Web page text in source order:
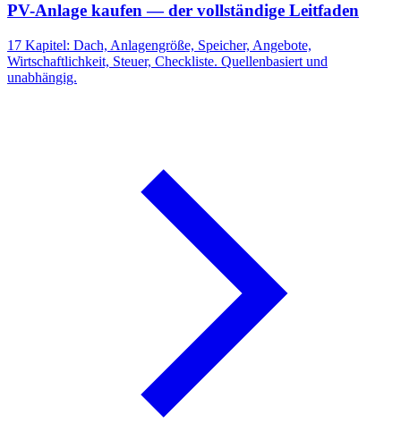
PV-Anlage kaufen — der vollständige Leitfaden
17 Kapitel: Dach, Anlagengröße, Speicher, Angebote,
Wirtschaftlichkeit, Steuer, Checkliste. Quellenbasiert und
unabhängig.